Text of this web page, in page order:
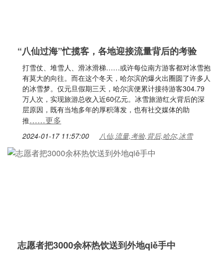
“八仙过海”忙揽客，各地迎接流量背后的考验
打雪仗、堆雪人、滑冰滑梯……或许每位南方游客都对冰雪抱
有莫大的向往。而在这个冬天，哈尔滨的爆火出圈圆了许多人
的冰雪梦。仅元旦假期三天，哈尔滨便累计接待游客304.79
万人次，实现旅游总收入近60亿元。冰雪旅游红火背后的深
层原因，既有当地多年的厚积薄发，也有社交媒体的助
推……更多
2024-01-17 11:57:00 八仙,流量,考验,背后,哈尔,冰雪
志愿者把3000余杯热饮送到外地qiě手中